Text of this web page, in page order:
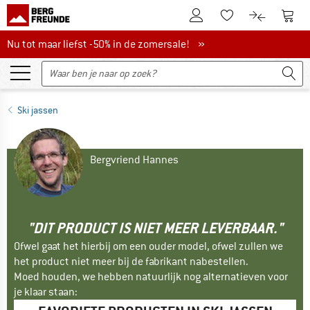
De klantenaccount
Naar deNaar de
Nu tot maar liefst -50% in de zomersale!
Nu tot maar liefst -50% in de zomersale! »
Ski jassen
Bergvriend Hannes
"DIT PRODUCT IS NIET MEER LEVERBAAR."
Ofwel gaat het hierbij om een ouder model, ofwel zullen we
het product niet meer bij de fabrikant nabestellen.
Moed houden, we hebben natuurlijk nog alternatieven voor
je klaar staan: